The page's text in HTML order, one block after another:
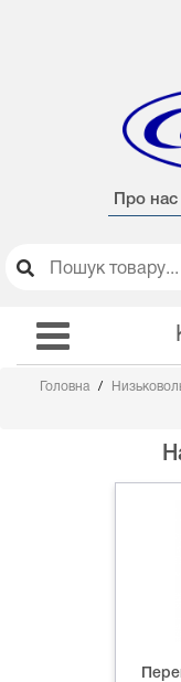
Про нас
Головна